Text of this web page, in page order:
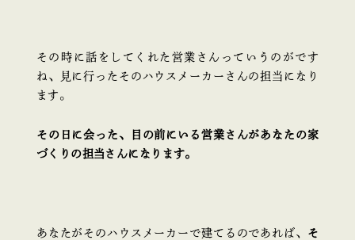
その時に話をしてくれた営業さんっていうのがです
ね、見に行ったそのハウスメーカーさんの担当になり
ます。
その日に会った、目の前にいる営業さんがあなたの家
づくりの担当さんになります。
あなたがそのハウスメーカーで建てるのであれば、 そ